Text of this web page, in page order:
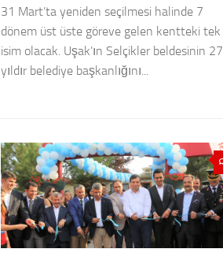
31 Mart’ta yeniden seçilmesi halinde 7
dönem üst üste göreve gelen kentteki tek
isim olacak. Uşak’ın Selçikler beldesinin 27
yıldır belediye başkanlığını...